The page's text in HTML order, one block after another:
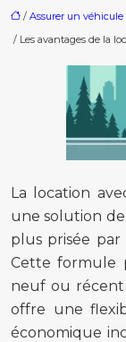
/ Assurer un véhicule
/ Les avantages de la
La location
une solution
plus prisée par
Cette formule
neuf ou
offre une
économique